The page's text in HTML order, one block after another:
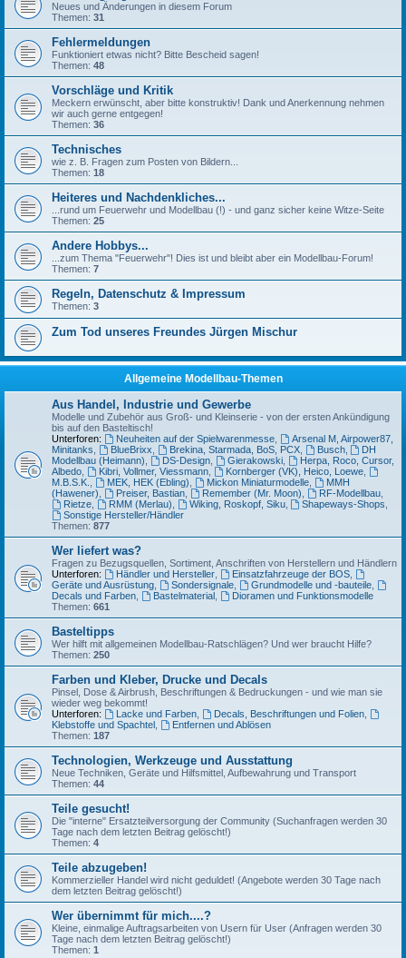
Neues und Änderungen in diesem Forum
Themen: 31
Fehlermeldungen
Funktioniert etwas nicht? Bitte Bescheid sagen!
Themen: 48
Vorschläge und Kritik
Meckern erwünscht, aber bitte konstruktiv! Dank und Anerkennung nehmen
wir auch gerne entgegen!
Themen: 36
Technisches
wie z. B. Fragen zum Posten von Bildern...
Themen: 18
Heiteres und Nachdenkliches...
...rund um Feuerwehr und Modellbau (!) - und ganz sicher keine Witze-Seite
Themen: 25
Andere Hobbys...
...zum Thema "Feuerwehr"! Dies ist und bleibt aber ein Modellbau-Forum!
Themen: 7
Regeln, Datenschutz & Impressum
Themen: 3
Zum Tod unseres Freundes Jürgen Mischur
Allgemeine Modellbau-Themen
Aus Handel, Industrie und Gewerbe
Modelle und Zubehör aus Groß- und Kleinserie - von der ersten Ankündigung
bis auf den Basteltisch!
Unterforen:
Neuheiten auf der Spielwarenmesse,
Arsenal M, Airpower87,
Minitanks
BlueBrixx Brekina, Starmada, BoS, PCX, Busch,
DH
Modellbau (Heimann)
DS-Design, Gierakowski,
Herpa, Roco, Cursor,
Albedo
Kibri, Vollmer, Viessmann, Kornberger (VK), Heico, Loewe,
M.B.S.K.
MEK, HEK (Ebling) Mickon Miniaturmodelle,
MMH
(Hawener)
Preiser, Bastian, Remember (Mr. Moon) RF-Modellbau,
Rietze, RMM (Merlau) Wiking, Roskopf, Siku, Shapeways-Shops
Sonstige Hersteller/Händler
Themen: 877
Wer liefert was?
Fragen zu Bezugsquellen, Sortiment, Anschriften von Herstellern und Händlern
Unterforen:
Händler und Hersteller, Einsatzfahrzeuge der BOS,
Geräte und Ausrüstung
Sondersignale, Grundmodelle und -bauteile,
Decals und Farben
Bastelmaterial,
Dioramen und Funktionsmodelle
Themen: 661
Basteltipps
Wer hilft mit allgemeinen Modellbau-Ratschlägen? Und wer braucht Hilfe?
Themen: 250
Farben und Kleber, Drucke und Decals
Pinsel, Dose & Airbrush, Beschriftungen & Bedruckungen - und wie man sie
wieder weg bekommt!
Unterforen:
Lacke und Farben, Decals, Beschriftungen und Folien,
Klebstoffe und Spachtel
Entfernen und Ablösen
Themen: 187
Technologien, Werkzeuge und Ausstattung
Neue Techniken, Geräte und Hilfsmittel, Aufbewahrung und Transport
Themen: 44
Teile gesucht!
Die "interne" Ersatzteilversorgung der Community (Suchanfragen werden 30
Tage nach dem letzten Beitrag gelöscht!)
Themen: 4
Teile abzugeben!
Kommerzieller Handel wird nicht geduldet! (Angebote werden 30 Tage nach
dem letzten Beitrag gelöscht!)
Wer übernimmt für mich....?
Kleine, einmalige Auftragsarbeiten von Usern für User (Anfragen werden 30
Tage nach dem letzten Beitrag gelöscht!)
Themen: 1